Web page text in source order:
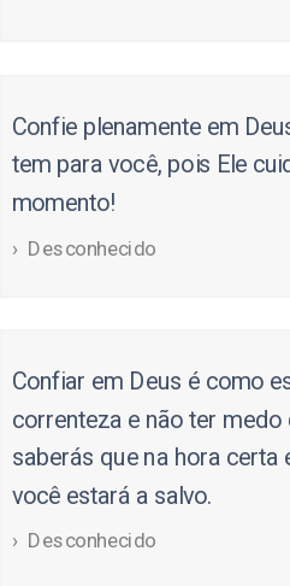
Confie plenamente em
tem para você, pois Ele
momento!
Desconhecido
Confiar em Deus é como
correnteza e não ter medo
saberás que na hora certa
você estará a salvo.
Desconhecido